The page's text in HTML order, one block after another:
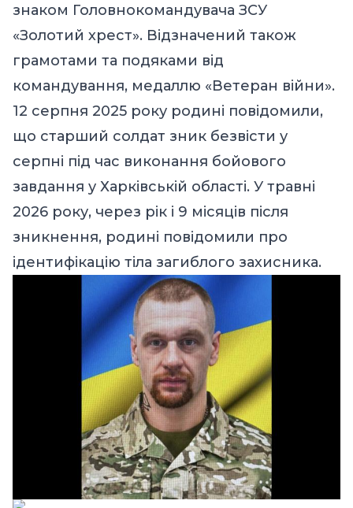
знаком Головнокомандувача ЗСУ
«Золотий хрест». Відзначений також
грамотами та подяками від
командування, медаллю «Ветеран війни».
12 серпня 2025 року родині повідомили,
що старший солдат зник безвісти у
серпні під час виконання бойового
завдання у Харківській області. У травні
2026 року, через рік і 9 місяців після
зникнення, родині повідомили про
ідентифікацію тіла загиблого захисника.